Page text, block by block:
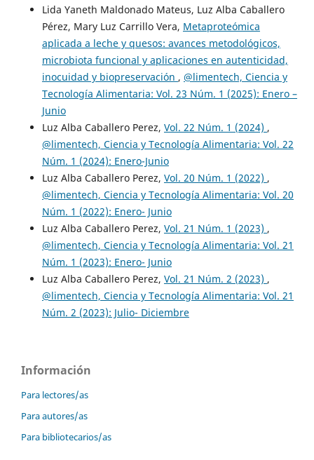
Lida Yaneth Maldonado Mateus, Luz Alba Caballero
Pérez, Mary Luz Carrillo Vera, Metaproteómica
aplicada a leche y quesos: avances metodológicos,
microbiota funcional y aplicaciones en autenticidad,
inocuidad y biopreservación , @limentech, Ciencia y
Tecnología Alimentaria: Vol. 23 Núm. 1 (2025): Enero –
Junio
Luz Alba Caballero Perez, Vol. 22 Núm. 1 (2024) ,
@limentech, Ciencia y Tecnología Alimentaria: Vol. 22
Núm. 1 (2024): Enero-Junio
Luz Alba Caballero Perez, Vol. 20 Núm. 1 (2022) ,
@limentech, Ciencia y Tecnología Alimentaria: Vol. 20
Núm. 1 (2022): Enero- Junio
Luz Alba Caballero Perez, Vol. 21 Núm. 1 (2023) ,
@limentech, Ciencia y Tecnología Alimentaria: Vol. 21
Núm. 1 (2023): Enero- Junio
Luz Alba Caballero Perez, Vol. 21 Núm. 2 (2023) ,
@limentech, Ciencia y Tecnología Alimentaria: Vol. 21
Núm. 2 (2023): Julio- Diciembre
Información
Para lectores/as
Para autores/as
Para bibliotecarios/as